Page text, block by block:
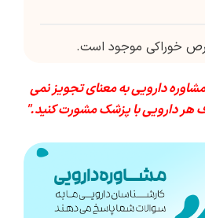
خوراکی موجود است.
دارویی به معنای تجویز نمی
هر دارویی با پزشک مشورت کنید."